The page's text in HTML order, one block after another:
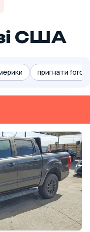
США
пригнати ford